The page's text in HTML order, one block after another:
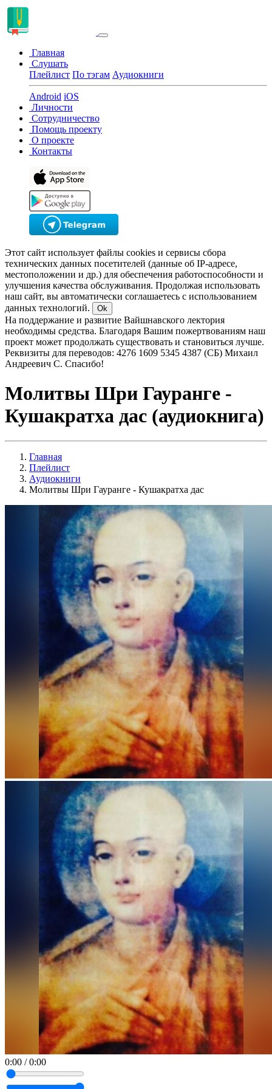
Главная
Слушать
Плейлист По тэгам Аудиокниги
Android iOS
Личности
Сотрудничество
Помощь проекту
О проекте
Контакты
Этот сайт использует файлы cookies и сервисы сбора
технических данных посетителей (данные об IP-адресе,
местоположении и др.) для обеспечения работоспособности и
улучшения качества обслуживания. Продолжая использовать
наш сайт, вы автоматически соглашаетесь с использованием
данных технологий.
Ok
На поддержание и развитие Вайшнавского лектория
необходимы средства. Благодаря Вашим пожертвованиям наш
проект может продолжать существовать и становиться лучше.
Реквизиты для переводов: 4276 1609 5345 4387 (СБ) Михаил
Андреевич С. Спасибо!
Молитвы Шри Гауранге -
Кушакратха дас (аудиокнига)
Главная
Плейлист
Аудиокниги
Молитвы Шри Гауранге - Кушакратха дас
0:00 /0:00